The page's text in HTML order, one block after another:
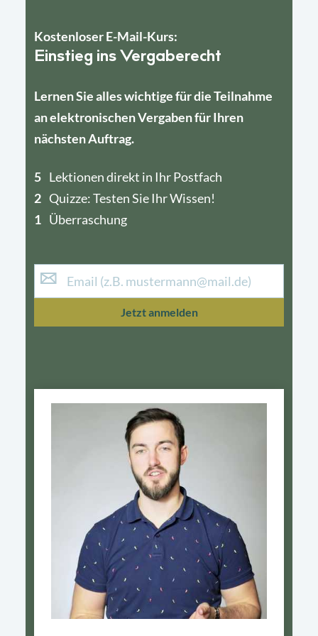
Kostenloser E-Mail-Kurs:
Einstieg ins Vergaberecht
Lernen Sie alles wichtige für die Teilnahme
an elektronischen Vergaben für Ihren
nächsten Auftrag.
5 Lektionen direkt in Ihr Postfach
2 Quizze: Testen Sie Ihr Wissen!
1 Überraschung
4
1
Jetzt anmelden